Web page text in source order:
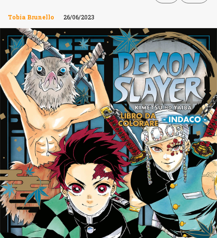
Tobia Brunello 26/06/2023